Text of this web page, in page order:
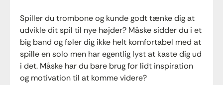
Spiller du trombone og kunde godt tænke dig at
udvikle dit spil til nye højder? Måske sidder du i et
big band og føler dig ikke helt komfortabel med at
spille en solo men har egentlig lyst at kaste dig ud
i det. Måske har du bare brug for lidt inspiration
og motivation til at komme videre?